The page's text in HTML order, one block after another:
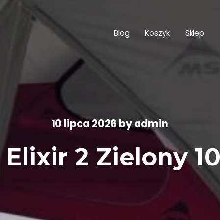
Blog Koszyk Sklep
10 lipca 2026byadmin
Elixir 2 Zielony